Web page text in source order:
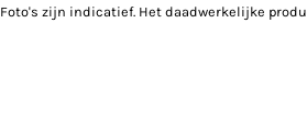
Foto's zijn indicatief. Het daadwerkelijke